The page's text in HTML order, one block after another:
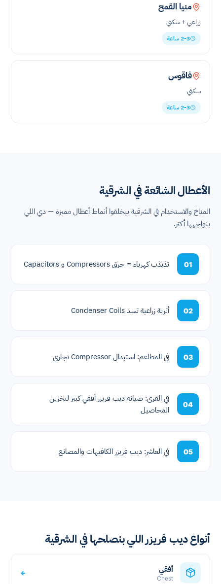
منيا القمح
زراعي + سكني
2-3 ساعة
فاقوس
سكني
2-3 ساعة
الأعطال الشائعة في الشرقية
المناخ والاستخدام في الشرقية بيخلقوا أنماط أعطال مميزة — دي اللي
بنواجهها أكتر.
01 تذبذب كهرباء = حرق Compressors و Capacitors
02 أتربة زراعية تسد Condenser Coils
03 في المطاعم: استبدال Compressor تجاري
04
في القرى: صيانة ديب فريزر أفقي كبير لتخزين
المحاصيل
05 في العاشر: ديب فريزر الكافيهات والمصانع
أنواع ديب فريزر اللي بنصلحها في الشرقية
أفقي
Chest
←